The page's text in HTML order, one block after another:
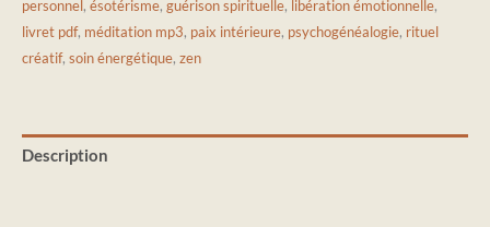
personnel, ésotérisme, guérison spirituelle, libération émotionnelle,
livret pdf, méditation mp3, paix intérieure, psychogénéalogie, rituel
créatif, soin énergétique, zen
Description